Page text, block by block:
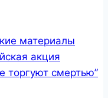
материалы
акция
торгуют смертью”